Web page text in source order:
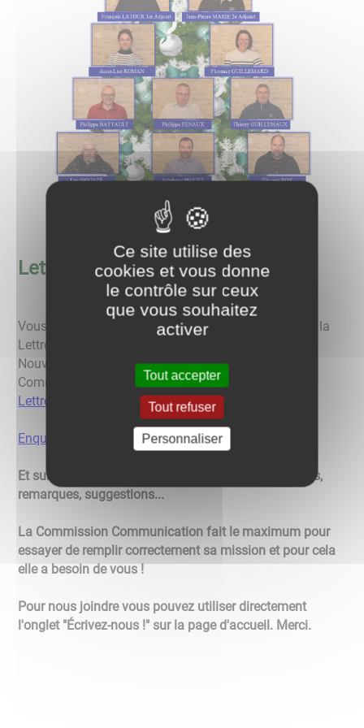
Lettre communale #2
Vous trouverez dans les liens suivants le contenu de la
Lettre communale # 2 ainsi que celui de l'enquête
Nouvelles Technologies de l'Information et de la
Communication. ( N.T.I.C.)
Lettre communale # 2.
Enquête N.T.I.C.
Et surtout n'hésitez pas à nous livrer vos impressions,
remarques, suggestions...
La Commission Communication fait le maximum pour
essayer de remplir correctement sa mission et pour cela
elle a besoin de vous !
Pour nous joindre vous pouvez utiliser directement
l'onglet "Écrivez-nous !" sur la page d'accueil. Merci.
Ce site utilise des
cookies et vous donne
le contrôle sur ceux
que vous souhaitez
activer
Tout accepter
Tout refuser
Personnaliser